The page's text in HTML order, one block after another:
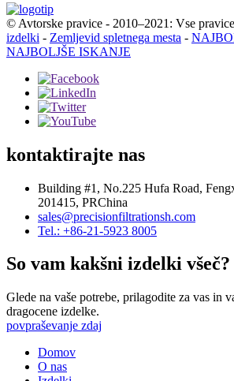
© Avtorske pravice - 2010–2021: Vse
izdelki - Zemljevid spletnega mesta -
NAJBOLJŠE ISKANJE
kontaktirajte nas
Building #1, No.225 Hufa Road,
201415, PRChina
sales@precisionfiltrationsh.com
Tel.: +86-21-5923 8005
So vam kakšni izdelki všeč?
Glede na vaše potrebe, prilagodite za vas in
dragocene izdelke.
povpraševanje zdaj
Domov
O nas